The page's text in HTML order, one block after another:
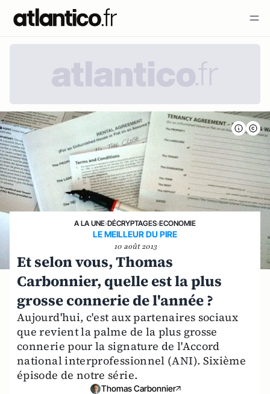
A LA UNE›DÉCRYPTAGES›ECONOMIE
LE MEILLEUR DU PIRE
10 août 2013
Et selon vous, Thomas
Carbonnier, quelle est la plus
grosse connerie de l'année ?
Aujourd'hui, c'est aux partenaires sociaux
que revient la palme de la plus grosse
connerie pour la signature de l'Accord
national interprofessionnel (ANI). Sixième
épisode de notre série.
Thomas Carbonnier